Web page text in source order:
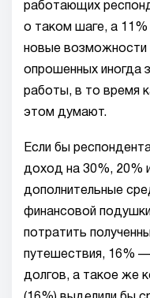
работающих
о таком шаге, а 11%
новые возможности
опрошенных иногда
работы, в то время
этом думают.
Если бы
доход на 30%, 20%
дополнительные
финансовой
потратить
путешествия, 16%
долгов, а такое же